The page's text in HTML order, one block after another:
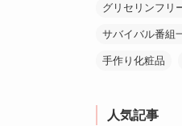
グリセリンフリ
サバイバル番組
手作り化粧品
人気記事